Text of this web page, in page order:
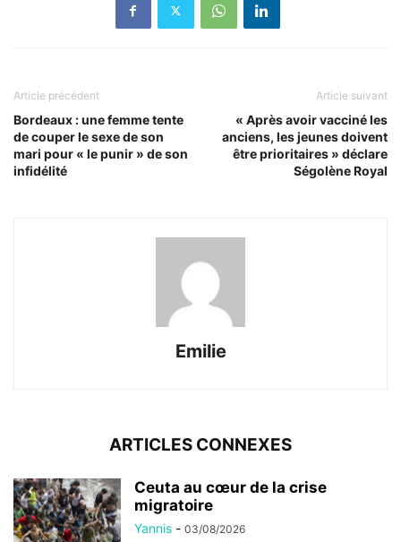
Article précédent
Bordeaux : une femme tente
de couper le sexe de son
mari pour « le punir » de son
infidélité
Article suivant
« Après avoir vacciné les
anciens, les jeunes doivent
être prioritaires » déclare
Ségolène Royal
Emilie
ARTICLES CONNEXES
Ceuta au cœur de la crise
migratoire
Yannis - 03/08/2026